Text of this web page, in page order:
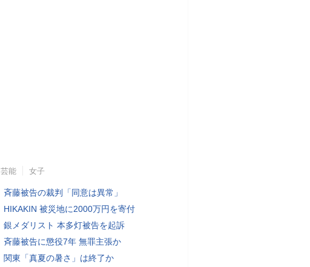
芸能 女子
斉藤被告の裁判「同意は異常」
HIKAKIN 被災地に2000万円を寄付
銀メダリスト 本多灯被告を起訴
斉藤被告に懲役7年 無罪主張か
関東「真夏の暑さ」は終了か